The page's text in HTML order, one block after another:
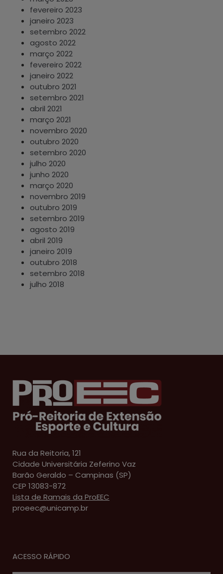
fevereiro 2023
janeiro 2023
setembro 2022
agosto 2022
março 2022
fevereiro 2022
janeiro 2022
outubro 2021
setembro 2021
abril 2021
março 2021
novembro 2020
outubro 2020
setembro 2020
julho 2020
junho 2020
março 2020
novembro 2019
outubro 2019
setembro 2019
agosto 2019
abril 2019
janeiro 2019
outubro 2018
setembro 2018
julho 2018
Rua da Reitoria, 121
Cidade Universitária Zeferino Vaz
Barão Geraldo – Campinas (SP)
CEP 13083-872
Lista de Ramais da ProEEC
proeec@unicamp.br
ACESSO RÁPIDO